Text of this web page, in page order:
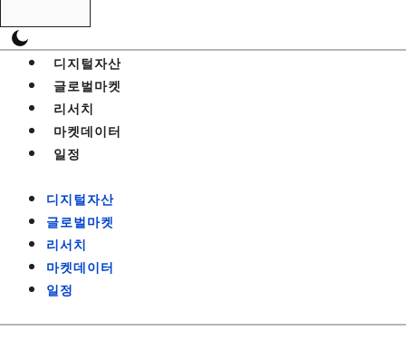
디지털자산
글로벌마켓
리서치
마켓데이터
일정
디지털자산
글로벌마켓
리서치
마켓데이터
일정